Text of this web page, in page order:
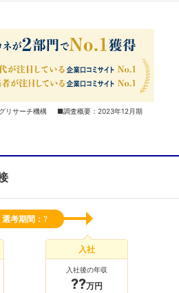
リサーチ機構 ■調査概要：2023年12月期
選考期間： ?
入社
入社後の年収
??万円